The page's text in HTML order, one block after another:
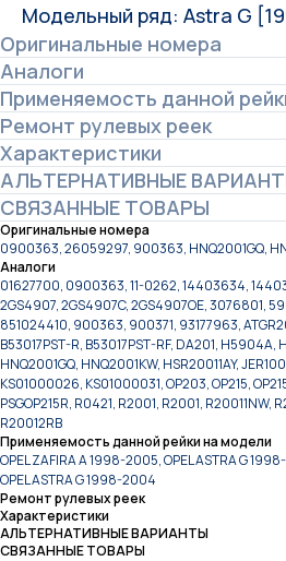
Модельный ряд: Astra G
Оригинальные номера
Аналоги
Применяемость данной
Ремонт рулевых реек
Характеристики
АЛЬТЕРНАТИВНЫЕ
СВЯЗАННЫЕ ТОВАРЫ
Оригинальные номера
0900363, 26059297, 900363, HNQ2001GQ,
Аналоги
01627700, 0900363, 11-0262, 14403634,
2GS4907, 2GS4907C, 2GS4907OE, 3076801,
851024410, 900363, 900371, 93177963,
B53017PST-R, B53017PST-RF, DA201,
HNQ2001GQ, HNQ2001KW, HSR20011AY,
KS01000026, KS01000031, OP203, OP215,
PSGOP215R, R0421, R2001, R2001, R20011NW,
R20012RB
Применяемость данной рейки на модели
OPEL ZAFIRA A 1998-2005, OPEL ASTRA G
OPEL ASTRA G 1998-2004
Ремонт рулевых реек
Характеристики
АЛЬТЕРНАТИВНЫЕ ВАРИАНТЫ
СВЯЗАННЫЕ ТОВАРЫ